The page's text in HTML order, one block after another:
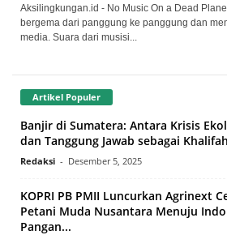
Aksilingkungan.id - No Music On a Dead
bergema dari panggung ke panggung dan
media. Suara dari musisi...
Artikel Populer
Banjir di Sumatera: Antara Krisis
dan Tanggung Jawab sebagai Khalifah
Redaksi - Desember 5, 2025
KOPRI PB PMII Luncurkan Agrinext
Petani Muda Nusantara Menuju
Pangan...